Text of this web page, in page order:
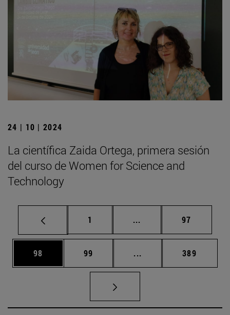
24 | 10 | 2024
La científica Zaida Ortega, primera sesión
del curso de Women for Science and
Technology
Página
1 ... Páginas intermedias
Página
97
Página
98 Página
99 ... Páginas intermedias
Página
389